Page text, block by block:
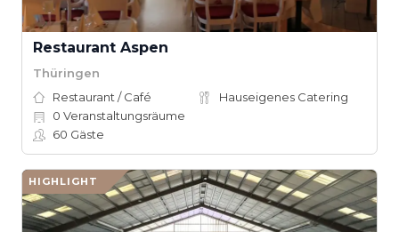
Restaurant Aspen
Thüringen
Restaurant / Café
Hauseigenes Catering
0 Veranstaltungsräume
60 Gäste
HIGHLIGHT